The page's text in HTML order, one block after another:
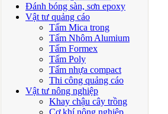
Đánh bóng sàn, sơn epoxy
Vật tư quảng cáo
Tấm Mica trong
Tấm Nhôm Alumium
Tấm Formex
Tấm Poly
Tấm nhựa compact
Thi công quảng cáo
Vật tư nông nghiệp
Khay chậu cây trồng
Cơ khí nông nghiệp